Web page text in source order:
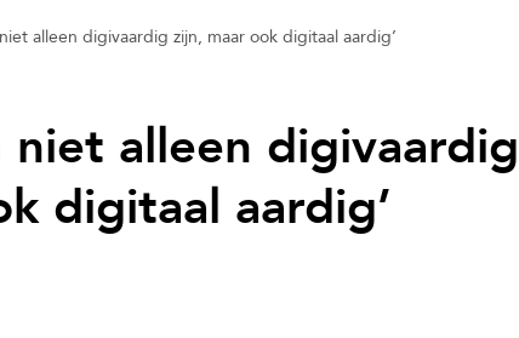
alleen digivaardig zijn, maar ook digitaal aardig’
niet alleen digivaardig
digitaal aardig’